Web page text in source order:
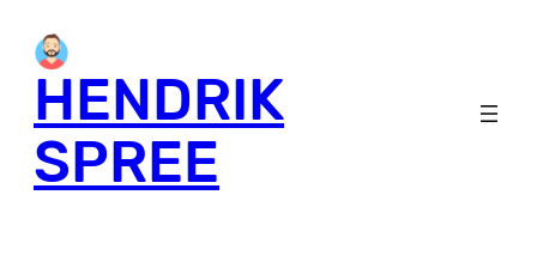
content
HENDRIK
SPREE